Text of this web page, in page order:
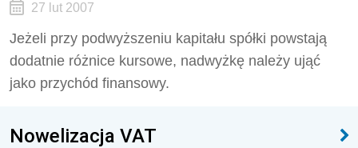
27 lut 2007
Jeżeli przy podwyższeniu kapitału spółki powstają
dodatnie różnice kursowe, nadwyżkę należy ująć
jako przychód finansowy.
Nowelizacja VAT